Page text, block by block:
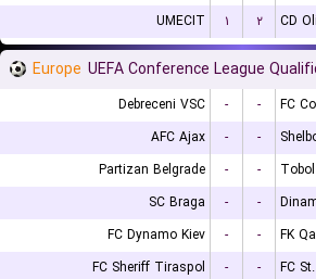
UMECIT
۱ ۲ CD
Europe UEFA Conference League
Debreceni VSC - -
FC
AFC Ajax
- -
Partizan Belgrade
- -
SC Braga
- -
FC Dynamo Kiev
- -
FK
FC Sheriff Tiraspol
- -
FC